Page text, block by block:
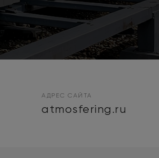
АДРЕС САЙТА
atmosfering.ru